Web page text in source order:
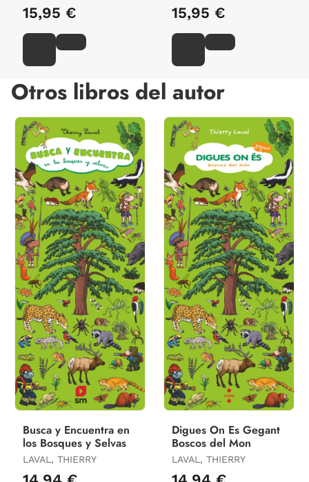
15,95 € 15,95 €
Otros libros del autor
Busca y Encuentra en
los Bosques y Selvas
LAVAL, THIERRY
Digues On Es Gegant
Boscos del Mon
LAVAL, THIERRY